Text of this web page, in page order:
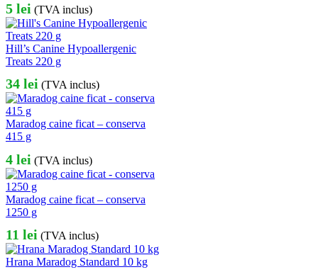
5 lei (TVA inclus)
Hill’s Canine Hypoallergenic
Treats 220 g
34 lei (TVA inclus)
Maradog caine ficat – conserva
415 g
4 lei (TVA inclus)
Maradog caine ficat – conserva
1250 g
11 lei (TVA inclus)
Hrana Maradog Standard 10 kg